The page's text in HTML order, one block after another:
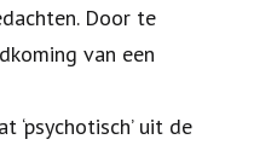
Door te
van een
‘psychotisch’ uit de